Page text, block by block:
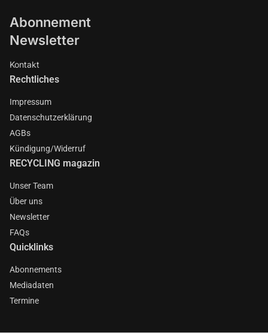
Abonnement
Newsletter
Kontakt
Rechtliches
Impressum
Datenschutzerklärung
AGBs
Kündigung/Widerruf
RECYCLING magazin
Unser Team
Über uns
Newsletter
FAQs
Quicklinks
Abonnements
Mediadaten
Termine